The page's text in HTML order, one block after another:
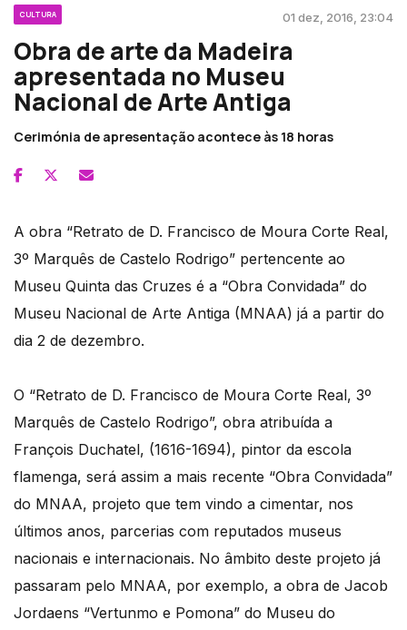
CULTURA 01 dez, 2016, 23:04
Obra de arte da Madeira
apresentada no Museu
Nacional de Arte Antiga
Cerimónia de apresentação acontece às 18 horas
A obra “Retrato de D. Francisco de Moura Corte Real,
3º Marquês de Castelo Rodrigo” pertencente ao
Museu Quinta das Cruzes é a “Obra Convidada” do
Museu Nacional de Arte Antiga (MNAA) já a partir do
dia 2 de dezembro.
O “Retrato de D. Francisco de Moura Corte Real, 3º
Marquês de Castelo Rodrigo”, obra atribuída a
François Duchatel, (1616-1694), pintor da escola
flamenga, será assim a mais recente “Obra Convidada”
do MNAA, projeto que tem vindo a cimentar, nos
últimos anos, parcerias com reputados museus
nacionais e internacionais. No âmbito deste projeto já
passaram pelo MNAA, por exemplo, a obra de Jacob
Jordaens “Vertunmo e Pomona” do Museu do